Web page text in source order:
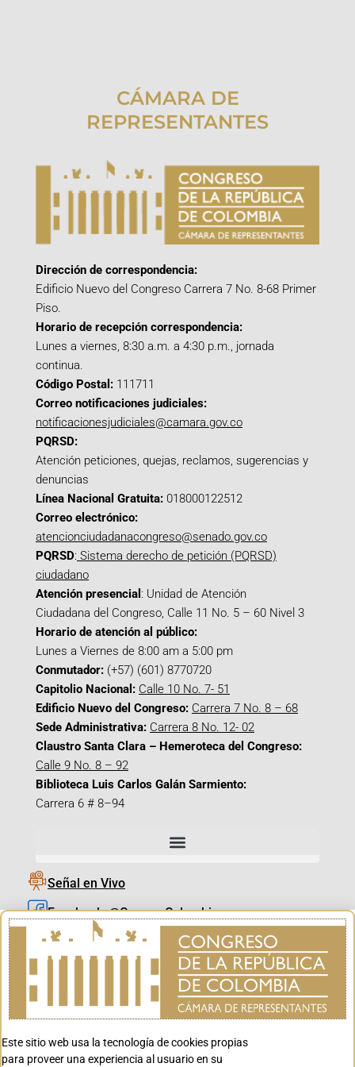
CÁMARA DE
REPRESENTANTES
Dirección de correspondencia:
Edificio Nuevo del Congreso Carrera 7 No. 8-68 Primer
Piso.
Horario de recepción correspondencia:
Lunes a viernes, 8:30 a.m. a 4:30 p.m., jornada
continua.
Código Postal: 111711
Correo notificaciones judiciales:
notificacionesjudiciales@camara.gov.co
PQRSD:
Atención peticiones, quejas, reclamos, sugerencias y
denuncias
Línea Nacional Gratuita: 018000122512
Correo electrónico:
atencionciudadanacongreso@senado.gov.co
PQRSD: Sistema derecho de petición (PQRSD)
ciudadano
Atención presencial : Unidad de Atención
Ciudadana del Congreso, Calle 11 No. 5 – 60 Nivel 3
Horario de atención al público:
Lunes a Viernes de 8:00 am a 5:00 pm
Conmutador: (+57) (601) 8770720
Capitolio Nacional: Calle 10 No. 7- 51
Edificio Nuevo del Congreso: Carrera 7 No. 8 – 68
Sede Administrativa: Carrera 8 No. 12- 02
Claustro Santa Clara – Hemeroteca del Congreso:
Calle 9 No. 8 – 92
Biblioteca Luis Carlos Galán Sarmiento:
Carrera 6 # 8–94
Señal en Vivo
Facebook_@CamaraColombia
Instagram_@CamaraColombia
X_@CamaraColombia
Youtube_@CamaraColombia
Youtube_@CanalCongreso
Este sitio web usa la tecnología de cookies propias
para proveer una experiencia al usuario en su